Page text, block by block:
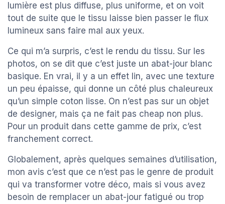
lumière est plus diffuse, plus uniforme, et on voit
tout de suite que le tissu laisse bien passer le flux
lumineux sans faire mal aux yeux.
Ce qui m’a surpris, c’est le rendu du tissu. Sur les
photos, on se dit que c’est juste un abat-jour blanc
basique. En vrai, il y a un effet lin, avec une texture
un peu épaisse, qui donne un côté plus chaleureux
qu’un simple coton lisse. On n’est pas sur un objet
de designer, mais ça ne fait pas cheap non plus.
Pour un produit dans cette gamme de prix, c’est
franchement correct.
Globalement, après quelques semaines d’utilisation,
mon avis c’est que ce n’est pas le genre de produit
qui va transformer votre déco, mais si vous avez
besoin de remplacer un abat-jour fatigué ou trop